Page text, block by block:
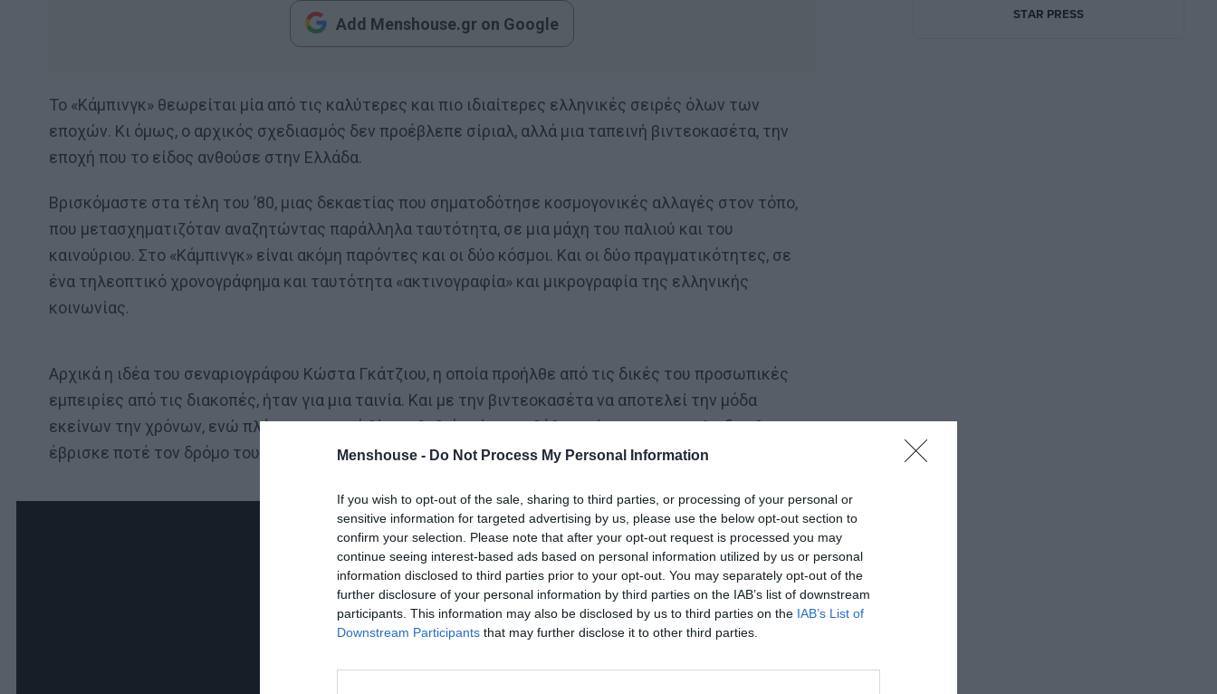
Menshouse - Do Not Process My Personal Information
If you wish to opt-out of the sale, sharing to third parties, or processing of your personal or
sensitive information for targeted advertising by us, please use the below opt-out section to
confirm your selection. Please note that after your opt-out request is processed you may
continue seeing interest-based ads based on personal information utilized by us or personal
information disclosed to third parties prior to your opt-out. You may separately opt-out of the
further disclosure of your personal information by third parties on the IAB’s list of downstream
participants. This information may also be disclosed by us to third parties on the IAB’s List of
Downstream Participants that may further disclose it to other third parties.
Add Menshouse.gr on Google
Το «Κάμπινγκ» θεωρείται μία από τις καλύτερες και πιο ιδιαίτερες ελληνικές σειρές όλων των
εποχών. Κι όμως, ο αρχικός σχεδιασμός δεν προέβλεπε σίριαλ, αλλά μια ταπεινή βιντεοκασέτα, την
εποχή που το είδος ανθούσε στην Ελλάδα.
Βρισκόμαστε στα τέλη του ’80, μιας δεκαετίας που σηματοδότησε κοσμογονικές αλλαγές στον τόπο,
που μετασχηματιζόταν αναζητώντας παράλληλα ταυτότητα, σε μια μάχη του παλιού και του
καινούριου. Στο «Κάμπινγκ» είναι ακόμη παρόντες και οι δύο κόσμοι. Και οι δύο πραγματικότητες, σε
ένα τηλεοπτικό χρονογράφημα και ταυτότητα «ακτινογραφία» και μικρογραφία της ελληνικής
κοινωνίας.
Αρχικά η ιδέα του σεναριογράφου Κώστα Γκάτζιου, η οποία προήλθε από τις δικές του προσωπικές
εμπειρίες από τις διακοπές, ήταν για μια ταινία. Και με την βιντεοκασέτα να αποτελεί την μόδα
εκείνων την χρόνων, ενώ πλέον το σινεμά βίωνε βαθιά κρίση, το βέβαιο είναι πως το φιλμ δεν θα
έβρισκε ποτέ τον δρόμο του προς τις αίθουσες.